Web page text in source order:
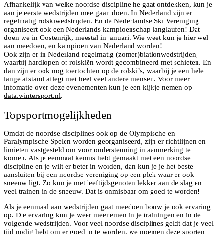
Afhankelijk van welke noordse discipline he gaat ontdekken, kun je
aan je eerste wedstrijden mee gaan doen. In Nederland zijn er
regelmatig rolskiwedstrijden. En de Nederlandse Ski Vereniging
organiseert ook een Nederlands kampioenschap langlaufen! Dat
doen we in Oostenrijk, meestal in januari. Wie weet kun je hier wel
aan meedoen, en kampioen van Nederland worden!
Ook zijn er in Nederland regelmatig (zomer)biatlonwedstrijden,
waarbij hardlopen of rolskiën wordt gecombineerd met schieten. En
dan zijn er ook nog toertochten op de rolski’s, waarbij je een hele
lange afstand aflegt met heel veel andere mensen. Voor meer
infomatie over deze evenementen kun je een kijkje nemen op
data.wintersport.nl.
Topsportmogelijkheden
Omdat de noordse disciplines ook op de Olympische en
Paralympische Spelen worden georganiseerd, zijn er richtlijnen en
limieten vastgesteld om voor ondersteuning in aanmerking te
komen. Als je eenmaal kennis hebt gemaakt met een noordse
discipline en je wilt er beter in worden, dan kun je je het beste
aansluiten bij een noordse vereniging op een plek waar er ook
sneeuw ligt. Zo kun je met leeftijdsgenoten lekker aan de slag en
veel trainen in de sneeuw. Dat is onmisbaar om goed te worden!
Als je eenmaal aan wedstrijden gaat meedoen bouw je ook ervaring
op. Die ervaring kun je weer meenemen in je trainingen en in de
volgende wedstrijden. Voor veel noordse disciplines geldt dat je veel
tijd nodig hebt om er goed in te worden, we noemen deze sporten